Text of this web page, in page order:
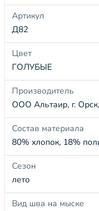
Артикул
Д82
Цвет
ГОЛУБЫЕ
Производитель
ООО Альтаир, г.
Состав материала
80% хлопок, 18%
Сезон
лето
Вид шва на мыске